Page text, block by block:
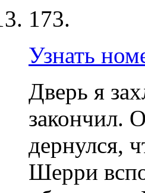
173.
Узнать
Дверь я
закончил.
дернулся,
Шерри